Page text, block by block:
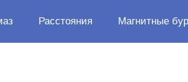
Расстояния Магнитные